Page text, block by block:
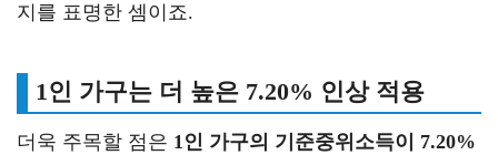
지를 표명한 셈이죠.
1인 가구는 더 높은 7.20% 인상 적용
더욱 주목할 점은 1인 가구의 기준중위소득이 7.20%